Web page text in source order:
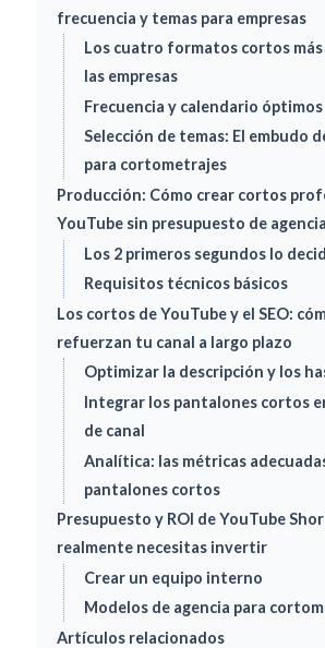
frecuencia y temas para empresas
Los cuatro formatos cortos
las empresas
Frecuencia y calendario óptimos
Selección de temas: El embudo
para cortometrajes
Producción: Cómo crear cortos
YouTube sin presupuesto de agencia
Los 2 primeros segundos lo
Requisitos técnicos básicos
Los cortos de YouTube y el SEO:
refuerzan tu canal a largo plazo
Optimizar la descripción y los
Integrar los pantalones cortos
de canal
Analítica: las métricas
pantalones cortos
Presupuesto y ROI de YouTube
realmente necesitas invertir
Crear un equipo interno
Modelos de agencia para
Artículos relacionados